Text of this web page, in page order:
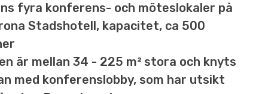
fyra konferens- och möteslokaler på
Stadshotell, kapacitet, ca 500
är mellan 34 - 225 m² stora och knyts
med konferenslobby, som har utsikt